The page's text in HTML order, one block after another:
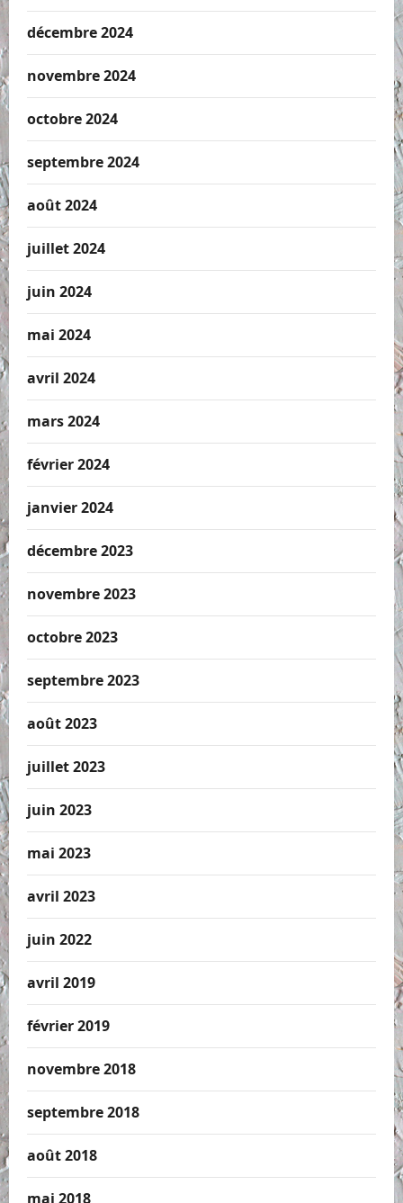
décembre 2024
novembre 2024
octobre 2024
septembre 2024
août 2024
juillet 2024
juin 2024
mai 2024
avril 2024
mars 2024
février 2024
janvier 2024
décembre 2023
novembre 2023
octobre 2023
septembre 2023
août 2023
juillet 2023
juin 2023
mai 2023
avril 2023
juin 2022
avril 2019
février 2019
novembre 2018
septembre 2018
août 2018
mai 2018